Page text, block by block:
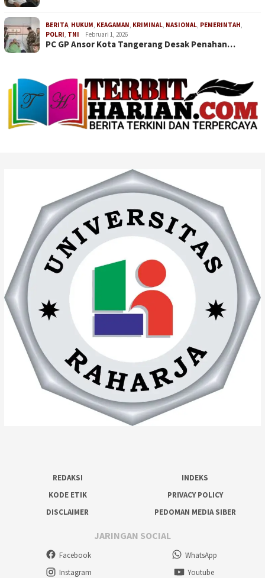
BERITA HUKUM KEAGAMAN KRIMINAL NASIONAL PEMERINTAH
POLRI TNI Februari 1, 2026
PC GP Ansor Kota Tangerang Desak Penahan…
REDAKSI
INDEKS
KODE ETIK
PRIVACY POLICY
DISCLAIMER
PEDOMAN MEDIA SIBER
JARINGAN SOCIAL
Facebook
WhatsApp
Instagram
Youtube